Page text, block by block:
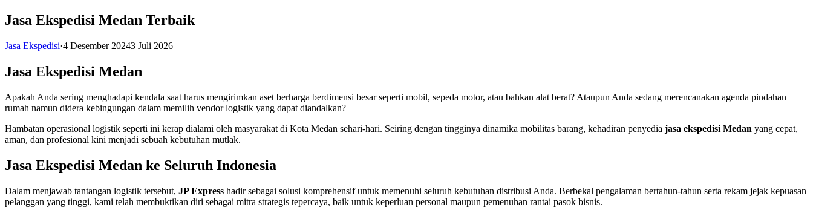
Jasa Ekspedisi Medan Terbaik
Jasa Ekspedisi·4 Desember 20243 Juli 2026
Jasa Ekspedisi Medan
Apakah Anda sering menghadapi kendala saat harus mengirimkan aset berharga berdimensi besar seperti mobil, sepeda motor, atau bahkan alat berat? Ataupun Anda sedang merencanakan agenda pindahan
rumah namun didera kebingungan dalam memilih vendor logistik yang dapat diandalkan?
Hambatan operasional logistik seperti ini kerap dialami oleh masyarakat di Kota Medan sehari-hari. Seiring dengan tingginya dinamika mobilitas barang, kehadiran penyedia jasa ekspedisi Medan yang cepat,
aman, dan profesional kini menjadi sebuah kebutuhan mutlak.
Jasa Ekspedisi Medan ke Seluruh Indonesia
Dalam menjawab tantangan logistik tersebut, JP Express hadir sebagai solusi komprehensif untuk memenuhi seluruh kebutuhan distribusi Anda. Berbekal pengalaman bertahun-tahun serta rekam jejak kepuasan
pelanggan yang tinggi, kami telah membuktikan diri sebagai mitra strategis tepercaya, baik untuk keperluan personal maupun pemenuhan rantai pasok bisnis.